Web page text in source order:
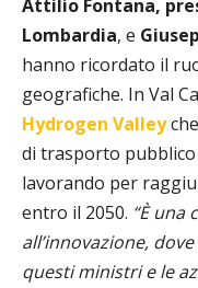
Attilio Fontana,
Lombardia, e
hanno ricordato il
geografiche. In Val
Hydrogen Valley
di trasporto
lavorando per
entro il 2050. “È una
all’innovazione,
questi ministri e le